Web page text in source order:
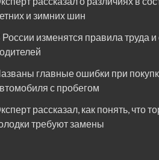
и зимних шин
России изменятся правила труда и
главные ошибки при
с пробегом
рассказал, как понять, что
требуют замены